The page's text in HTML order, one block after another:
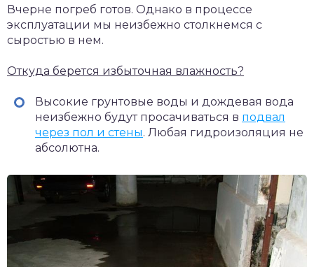
Вчерне погреб готов. Однако в процессе
эксплуатации мы неизбежно столкнемся с
сыростью в нем.
Откуда берется избыточная влажность?
Высокие грунтовые воды и дождевая вода
неизбежно будут просачиваться в подвал
через пол и стены. Любая гидроизоляция не
абсолютна.